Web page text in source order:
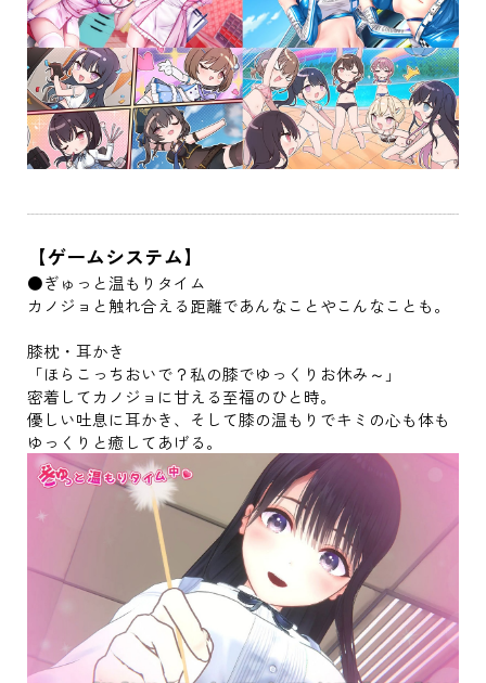
【ゲームシステム】
●ぎゅっと温もりタイム
カノジョと触れ合える距離であんなことやこんなことも。
膝枕・耳かき
「ほらこっちおいで？私の膝でゆっくりお休み～」
密着してカノジョに甘える至福のひと時。
優しい吐息に耳かき、そして膝の温もりでキミの心も体も
ゆっくりと癒してあげる。